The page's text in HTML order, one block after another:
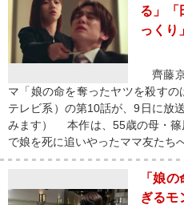
る」「
っくり」
齊藤
マ「娘の命を奪ったヤツを殺す
テレビ系）の第10話が、9日に放
みます） 本作は、55歳の母・篠
で娘を死に追いやったママ友たち
「娘
ぎるモ